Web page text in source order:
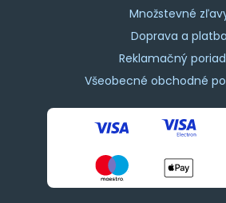
Množstevné
Doprava a platba
Reklamačný
Všeobecné obchodné